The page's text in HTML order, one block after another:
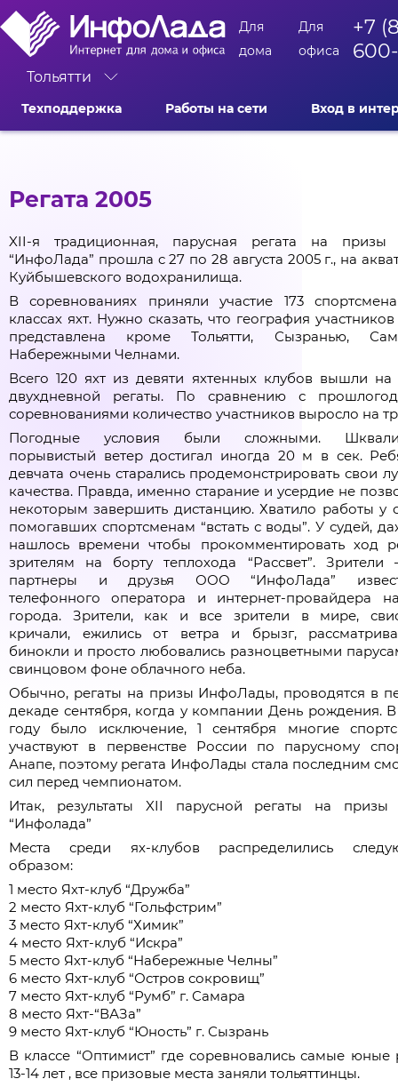
Тольятти
Для
дома
Для
офиса
+7
Техподдержка Работы на сети Вход в
Регата 2005
XII-я традиционная, парусная регата на
“ИнфоЛада” прошла c 27 по 28 августа 2005 г., на
Куйбышевского водохранилища.
В соревнованиях приняли участие 173
классах яхт. Нужно сказать, что география
представлена кроме Тольятти, Сызранью,
Набережными Челнами.
Всего 120 яхт из девяти яхтенных клубов вышли на
двухдневной регаты. По сравнению с
соревнованиями количество участников выросло на
Погодные условия были сложными.
порывистый ветер достигал иногда 20 м в сек.
девчата очень старались продемонстрировать свои
качества. Правда, именно старание и усердие не
некоторым завершить дистанцию. Хватило работы у
помогавших спортсменам “встать с воды”. У судей,
нашлось времени чтобы прокомментировать ход
зрителям на борту теплохода “Рассвет”. Зрители
партнеры и друзья ООО “ИнфоЛада”
телефонного оператора и интернет-провайдера
города. Зрители, как и все зрители в мире,
кричали, ежились от ветра и брызг,
бинокли и просто любовались разноцветными
свинцовом фоне облачного неба.
Обычно, регаты на призы ИнфоЛады, проводятся в
декаде сентября, когда у компании День рождения.
году было исключение, 1 сентября многие
участвуют в первенстве России по парусному
Анапе, поэтому регата ИнфоЛады стала последним
сил перед чемпионатом.
Итак, результаты XII парусной регаты на
“Инфолада”
Места среди ях-клубов распределились
образом:
1 место Яхт-клуб “Дружба”
2 место Яхт-клуб “Гольфстрим”
3 место Яхт-клуб “Химик”
4 место Яхт-клуб “Искра”
5 место Яхт-клуб “Набережные Челны”
6 место Яхт-клуб “Остров сокровищ”
7 место Яхт-клуб “Румб” г. Самара
8 место Яхт-“ВАЗа”
9 место Яхт-клуб “Юность” г. Сызрань
В классе “Оптимист” где соревновались самые юные
13-14 лет , все призовые места заняли тольяттинцы.